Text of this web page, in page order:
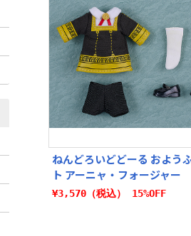
ねんどろいどどーる およう
ト アーニャ・フォージャー
¥3,570（税込） 15%OFF